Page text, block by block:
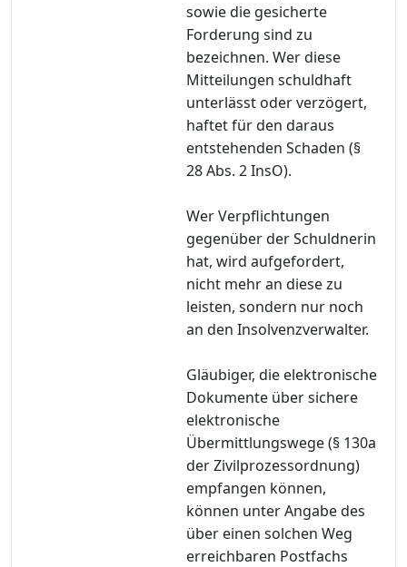
sowie die gesicherte
Forderung sind zu
bezeichnen. Wer diese
Mitteilungen schuldhaft
unterlässt oder verzögert,
haftet für den daraus
entstehenden Schaden (§
28 Abs. 2 InsO).
Wer Verpflichtungen
gegenüber der Schuldnerin
hat, wird aufgefordert,
nicht mehr an diese zu
leisten, sondern nur noch
an den Insolvenzverwalter.
Gläubiger, die elektronische
Dokumente über sichere
elektronische
Übermittlungswege (§ 130a
der Zivilprozessordnung)
empfangen können,
können unter Angabe des
über einen solchen Weg
erreichbaren Postfachs